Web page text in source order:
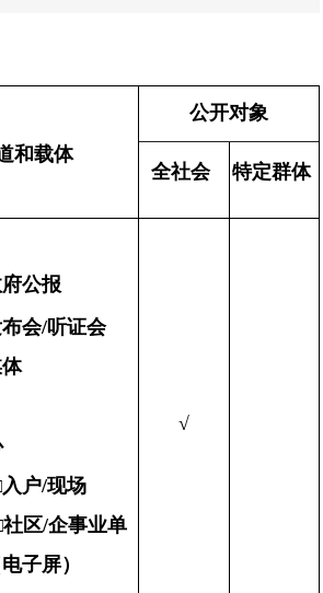
和载体
公开对象
全社会 特定群体
公报
会/听证会
户/现场
社区/企事业单
电子屏）
√